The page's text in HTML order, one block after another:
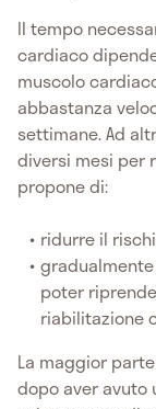
Il tempo
cardiaco
muscolo
abbastanza
settimane. Ad
diversi mesi per
propone di:
ridurre il
poter
riabilitazione
La maggior
dopo aver avuto